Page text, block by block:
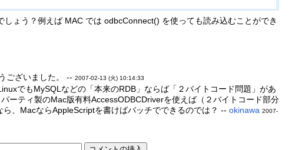
ょう？例えば MAC では odbcConnect() を使っても読み込むことができ
ございました。 -- 2007-02-13 (火) 10:14:33
でもMySQLなどの「本来のRDB」ならば「２バイトコード問題」があ
ーティ製のMac版有料AccessODBCDriverを使えば（２バイトコード部分
、MacならAppleScriptを書けばバッチでできるのでは？ -- okinawa 2007-